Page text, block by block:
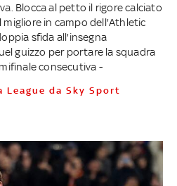
Blocca al petto il rigore calciato
in campo dell'Athletic
sfida all'insegna
guizzo per portare la squadra
consecutiva -
League da Sky Sport